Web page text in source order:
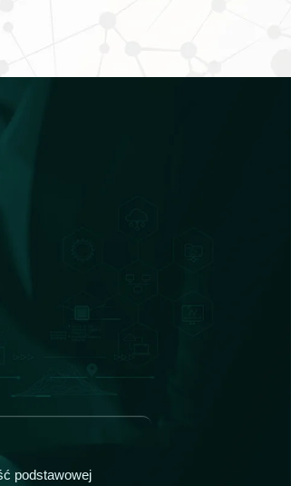
podstawowej